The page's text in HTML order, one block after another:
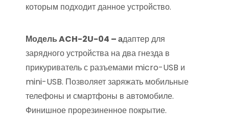
которым подходит данное устройство.
Модель ACH-2U-04 – адаптер для
зарядного устройства на два гнезда в
прикуриватель с разъемами micro-USB и
mini-USB. Позволяет заряжать мобильные
телефоны и смартфоны в автомобиле.
Финишное прорезиненное покрытие.